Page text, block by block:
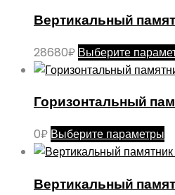
Вертикальный
28680₽ Выберите
Горизонтальный
0₽ Выберите параметры
Вертикальный